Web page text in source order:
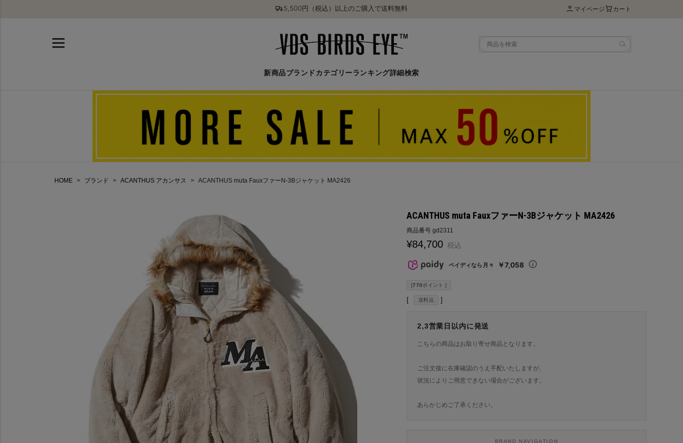
5,500円（税込）以上のご購入で送料無料 マイページ カート
新商品ブランド カテゴリーランキング詳細検索
HOME ブランド ACANTHUS アカンサス ACANTHUS muta FauxファーN-3Bジャケット MA2426
ACANTHUS muta FauxファーN-3Bジャケット MA2426
商品番号 gd2311
¥84,700 税込
ペイディなら月々 ￥7,058
[770ポイント ]
送料込
2,3営業日以内に発送
こちらの商品はお取り寄せ商品となります。
ご注文後に在庫確認のうえ手配いたしますが、
状況によりご用意できない場合がございます。
あらかじめご了承ください。
BRAND NAVIGATION